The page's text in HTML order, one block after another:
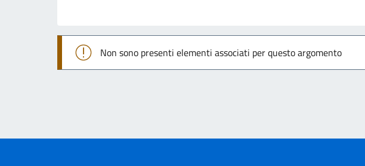
Non sono presenti elementi associati per questo argomento